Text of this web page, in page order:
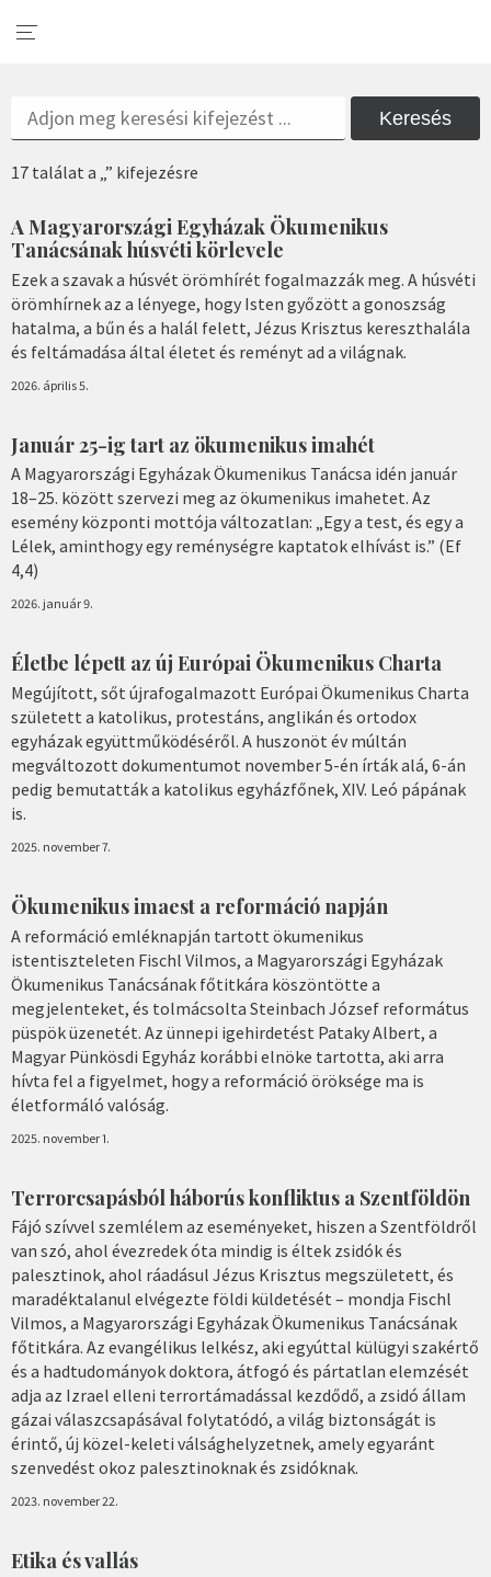
Keresés
17 találat a „” kifejezésre
A Magyarországi Egyházak Ökumenikus
Tanácsának húsvéti körlevele
Ezek a szavak a húsvét örömhírét fogalmazzák meg. A húsvéti
örömhírnek az a lényege, hogy Isten győzött a gonoszság
hatalma, a bűn és a halál felett, Jézus Krisztus kereszthalála
és feltámadása által életet és reményt ad a világnak.
2026. április 5.
Január 25-ig tart az ökumenikus imahét
A Magyarországi Egyházak Ökumenikus Tanácsa idén január
18–25. között szervezi meg az ökumenikus imahetet. Az
esemény központi mottója változatlan: „Egy a test, és egy a
Lélek, aminthogy egy reménységre kaptatok elhívást is.” (Ef
4,4)
2026. január 9.
Életbe lépett az új Európai Ökumenikus Charta
Megújított, sőt újrafogalmazott Európai Ökumenikus Charta
született a katolikus, protestáns, anglikán és ortodox
egyházak együttműködéséről. A huszonöt év múltán
megváltozott dokumentumot november 5-én írták alá, 6-án
pedig bemutatták a katolikus egyházfőnek, XIV. Leó pápának
is.
2025. november 7.
Ökumenikus imaest a reformáció napján
A reformáció emléknapján tartott ökumenikus
istentiszteleten Fischl Vilmos, a Magyarországi Egyházak
Ökumenikus Tanácsának főtitkára köszöntötte a
megjelenteket, és tolmácsolta Steinbach József református
püspök üzenetét. Az ünnepi igehirdetést Pataky Albert, a
Magyar Pünkösdi Egyház korábbi elnöke tartotta, aki arra
hívta fel a figyelmet, hogy a reformáció öröksége ma is
életformáló valóság.
2025. november 1.
Terrorcsapásból háborús konfliktus a Szentföldön
Fájó szívvel szemlélem az eseményeket, hiszen a Szentföldről
van szó, ahol évezredek óta mindig is éltek zsidók és
palesztinok, ahol ráadásul Jézus Krisztus megszületett, és
maradéktalanul elvégezte földi küldetését – mondja Fischl
Vilmos, a Magyarországi Egyházak Ökumenikus Tanácsának
főtitkára. Az evangélikus lelkész, aki egyúttal külügyi szakértő
és a hadtudományok doktora, átfogó és pártatlan elemzését
adja az Izrael elleni terrortámadással kezdődő, a zsidó állam
gázai válaszcsapásával folytatódó, a világ biztonságát is
érintő, új közel-keleti válsághelyzetnek, amely egyaránt
szenvedést okoz palesztinoknak és zsidóknak.
2023. november 22.
Etika és vallás